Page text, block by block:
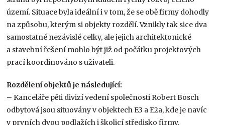
území. Situace byla ideální i v tom, že se obě firmy dohodly
na způsobu, kterým si objekty rozdělí. Vznikly tak sice dva
samostatné nezávislé celky, ale jejich architektonické
a stavební řešení mohlo být již od počátku projektových
prací koordinováno s uživateli.
Rozdělení objektů je následující:
– Kanceláře pěti divizí vedení společnosti Robert Bosch
odbytová jsou situovány v objektech E3 a E2a, kde je navíc
v prvních dvou podlažích i školicí středisko firmy.